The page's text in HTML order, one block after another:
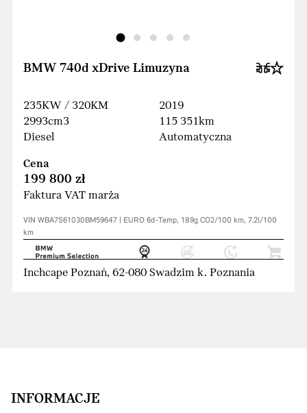
BMW 740d xDrive Limuzyna
235KW / 320KM
2993cm3
Diesel
2019
115 351km
Automatyczna
Cena
199 800 zł
Faktura VAT marża
VIN WBA7S61030BM59647 | EURO 6d-Temp, 189g CO2/100 km, 7.2l/100
km
Inchcape Poznań, 62-080 Swadzim k. Poznania
INFORMACJE